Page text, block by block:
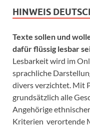
HINWEIS
Texte sollen und
dafür flüssig lesbar
Lesbarkeit wird im
sprachliche
divers verzichtet. Mit
grundsätzlich alle
Angehörige
Kriterien verortende